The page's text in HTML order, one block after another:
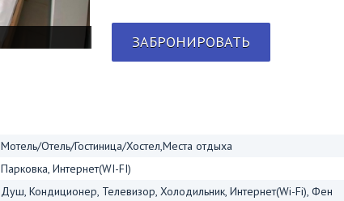
ЗАБРОНИРОВАТЬ
Мотель/Отель/Гостиница/Хостел,Места отдыха
Парковка, Интернет(WI-FI)
Душ, Кондиционер, Телевизор, Холодильник, Интернет(Wi-Fi), Фен